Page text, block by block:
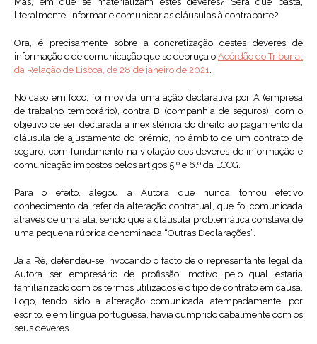
literalmente, informar e comunicar as cláusulas à contraparte?
Ora, é precisamente sobre a concretização destes deveres de
informação e de comunicação que se debruça o Acórdão do Tribunal
da Relação de Lisboa, de 28 de janeiro de 2021.
No caso em foco, foi movida uma ação declarativa por A (empresa
de trabalho temporário), contra B (companhia de seguros), com o
objetivo de ser declarada a inexistência do direito ao pagamento da
cláusula de ajustamento do prémio, no âmbito de um contrato de
seguro, com fundamento na violação dos deveres de informação e
comunicação impostos pelos artigos 5.º e 6.º da LCCG.
Para o efeito, alegou a Autora que nunca tomou efetivo
conhecimento da referida alteração contratual, que foi comunicada
através de uma ata, sendo que a cláusula problemática constava de
uma pequena rúbrica denominada “Outras Declarações”.
Já a Ré, defendeu-se invocando o facto de o representante legal da
Autora ser empresário de profissão, motivo pelo qual estaria
familiarizado com os termos utilizados e o tipo de contrato em causa.
Logo, tendo sido a alteração comunicada atempadamente, por
escrito, e em língua portuguesa, havia cumprido cabalmente com os
seus deveres.